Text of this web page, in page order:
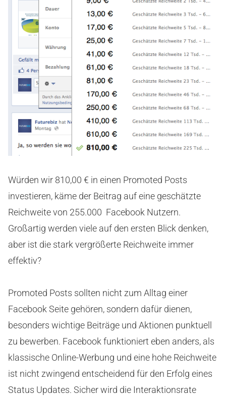
Würden wir 810,00 € in einen Promoted Posts
investieren, käme der Beitrag auf eine geschätzte
Reichweite von 255.000 Facebook Nutzern.
Großartig werden viele auf den ersten Blick denken,
aber ist die stark vergrößerte Reichweite immer
effektiv?
Promoted Posts sollten nicht zum Alltag einer
Facebook Seite gehören, sondern dafür dienen,
besonders wichtige Beiträge und Aktionen punktuell
zu bewerben. Facebook funktioniert eben anders, als
klassische Online-Werbung und eine hohe Reichweite
ist nicht zwingend entscheidend für den Erfolg eines
Status Updates. Sicher wird die Interaktionsrate